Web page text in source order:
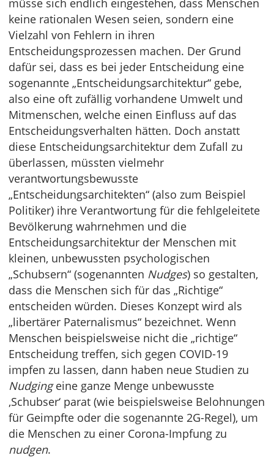
müsse sich endlich eingestehen, dass Menschen
keine rationalen Wesen seien, sondern eine
Vielzahl von Fehlern in ihren
Entscheidungsprozessen machen. Der Grund
dafür sei, dass es bei jeder Entscheidung eine
sogenannte „Entscheidungsarchitektur“ gebe,
also eine oft zufällig vorhandene Umwelt und
Mitmenschen, welche einen Einfluss auf das
Entscheidungsverhalten hätten. Doch anstatt
diese Entscheidungsarchitektur dem Zufall zu
überlassen, müssten vielmehr
verantwortungsbewusste
„Entscheidungsarchitekten“ (also zum Beispiel
Politiker) ihre Verantwortung für die fehlgeleitete
Bevölkerung wahrnehmen und die
Entscheidungsarchitektur der Menschen mit
kleinen, unbewussten psychologischen
„Schubsern“ (sogenannten Nudges) so gestalten,
dass die Menschen sich für das „Richtige“
entscheiden würden. Dieses Konzept wird als
„libertärer Paternalismus“ bezeichnet. Wenn
Menschen beispielsweise nicht die „richtige“
Entscheidung treffen, sich gegen COVID-19
impfen zu lassen, dann haben neue Studien zu
Nudgingeine ganze Menge unbewusste
‚Schubser‘ parat (wie beispielsweise Belohnungen
für Geimpfte oder die sogenannte 2G-Regel), um
die Menschen zu einer Corona-Impfung zu
nudgen.